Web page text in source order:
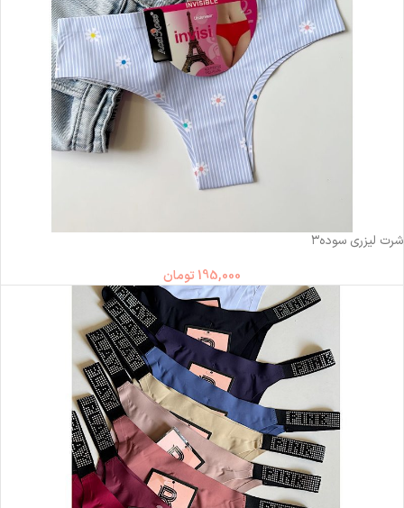
شرت لیزری سوده۳
195,000 تومان